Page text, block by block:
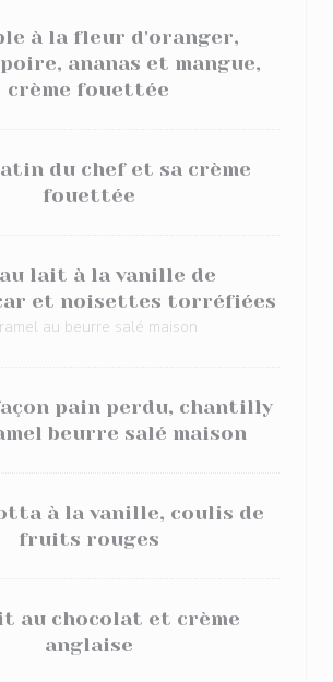
à la fleur d'oranger,
ananas et mangue,
crème fouettée
du chef et sa crème
fouettée
lait à la vanille de
et noisettes torréfiées
au beurre salé maison
pain perdu, chantilly
beurre salé maison
à la vanille, coulis de
fruits rouges
au chocolat et crème
anglaise